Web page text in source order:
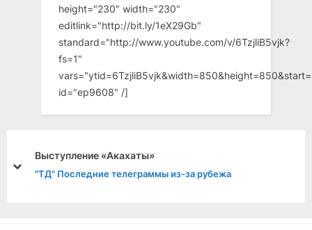
height="230" width="230"
editlink="http://bit.ly/1eX29Gb"
standard="http://www.youtube.com/v/6TzjliB5vjk?
fs=1"
id="ep9608" /]
Выступление «Акахаты»
"ТД" Последние телеграммы из-за рубежа
prev
next